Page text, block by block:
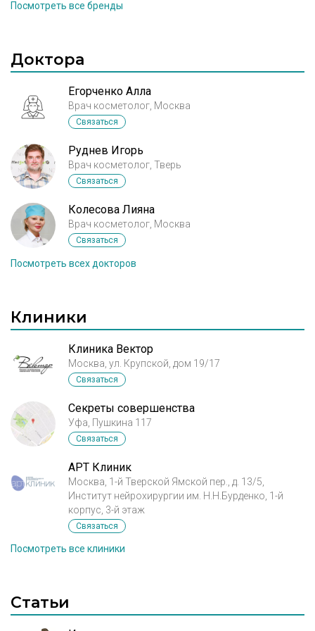
сшивающего агента BDDE семейство филлеров
технологическую корпорацию LG и
HESH технологии, запатентованная компанией
Посмотреть все бренды
Доктора
Егорченко Алла
Врач косметолог, Москва
Связаться
Руднев Игорь
Врач косметолог, Тверь
Связаться
Колесова Лияна
Врач косметолог, Москва
Связаться
Посмотреть всех докторов
Клиники
Клиника Вектор
Москва, ул. Крупской, дом 19/17
Связаться
Секреты совершенства
Уфа, Пушкина 117
Связаться
АРТ Клиник
Москва, 1-й Тверской Ямской пер., д. 13/5,
Институт нейрохирургии им. Н.Н.Бурденко, 1-й
корпус, 3-й этаж
Связаться
Посмотреть все клиники
Статьи